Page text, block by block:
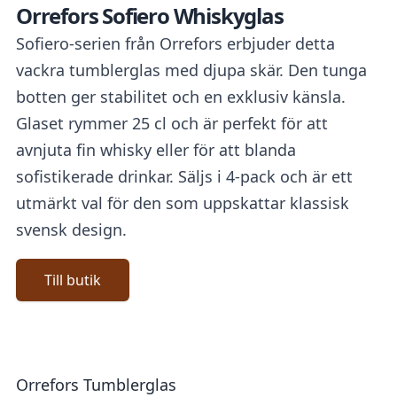
Orrefors Sofiero Whiskyglas
Sofiero-serien från Orrefors erbjuder detta
vackra tumblerglas med djupa skär. Den tunga
botten ger stabilitet och en exklusiv känsla.
Glaset rymmer 25 cl och är perfekt för att
avnjuta fin whisky eller för att blanda
sofistikerade drinkar. Säljs i 4-pack och är ett
utmärkt val för den som uppskattar klassisk
svensk design.
Till butik
Orrefors Tumblerglas